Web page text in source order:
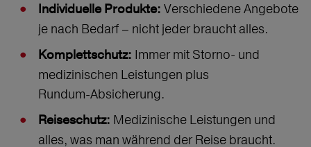
Individuelle Produkte: Verschiedene Angebote
je nach Bedarf – nicht jeder braucht alles.
Komplettschutz: Immer mit Storno‑ und
medizinischen Leistungen plus
Rundum‑Absicherung.
Reiseschutz: Medizinische Leistungen und
alles, was man während der Reise braucht.